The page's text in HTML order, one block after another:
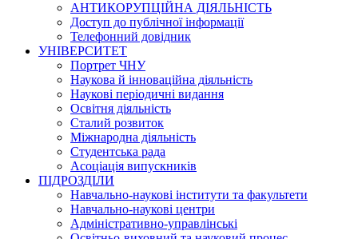
АНТИКОРУПЦІЙНА ДІЯЛЬНІСТЬ
Доступ до публічної інформації
Телефонний довідник
УНІВЕРСИТЕТ
Портрет ЧНУ
Наукова й інноваційна діяльність
Наукові періодичні видання
Освітня діяльність
Сталий розвиток
Міжнародна діяльність
Студентська рада
Асоціація випускників
ПІДРОЗДІЛИ
Навчально-наукові інститути та факультети
Навчально-наукові центри
Адміністративно-управлінські